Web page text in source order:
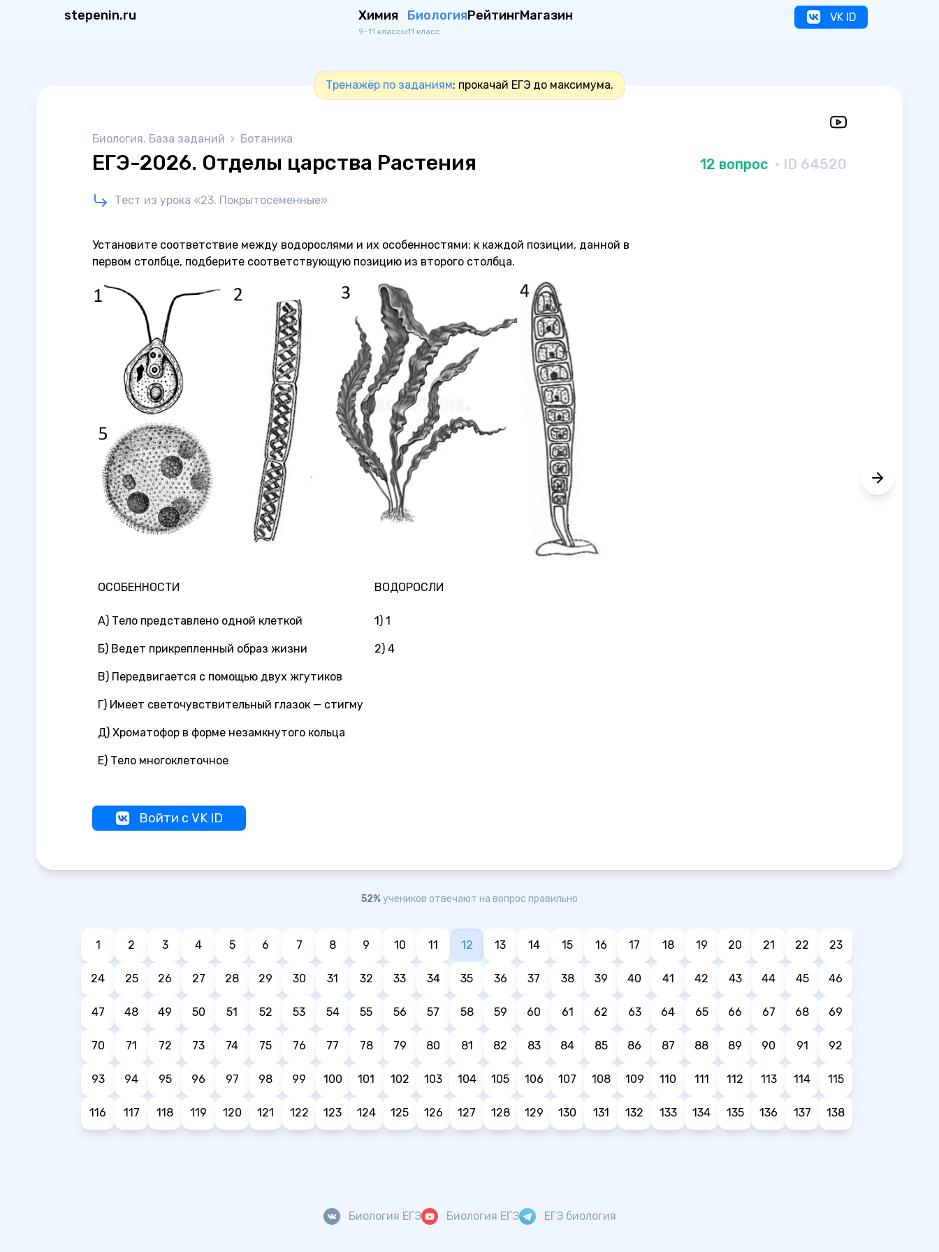
stepenin.ru Химия
9-11 классы
Биология
11 класс
РейтингМагазин VK ID
Тренажёр по заданиям: прокачай ЕГЭ до максимума.
Биология. База заданий › Ботаника
ЕГЭ-2026. Отделы царства Растения 12 вопрос · ID 64520
Тест из урока «23. Покрытосеменные»
Установите соответствие между водорослями и их особенностями: к каждой позиции, данной в
первом столбце, подберите соответствующую позицию из второго столбца.
ОСОБЕННОСТИ ВОДОРОСЛИ
А) Тело представлено одной клеткой
Б) Ведет прикрепленный образ жизни
В) Передвигается с помощью двух жгутиков
Г) Имеет светочувствительный глазок — стигму
Д) Хроматофор в форме незамкнутого кольца
Е) Тело многоклеточное
1) 1
2) 4
Войти с VK ID
52%учеников отвечают на вопрос правильно
1 2 3 4 5 6 7 8 9 10 11 12 13 14 15 16 17 18 19 20 21 22 23
24 25 26 27 28 29 30 31 32 33 34 35 36 37 38 39 40 41 42 43 44 45 46
47 48 49 50 51 52 53 54 55 56 57 58 59 60 61 62 63 64 65 66 67 68 69
70 71 72 73 74 75 76 77 78 79 80 81 82 83 84 85 86 87 88 89 90 91 92
93 94 95 96 97 98 99 100 101 102 103 104 105 106 107 108 109 110 111 112 113 114 115
116 117 118 119 120 121 122 123 124 125 126 127 128 129 130 131 132 133 134 135 136 137 138
Биология ЕГЭ Биология ЕГЭ ЕГЭ биология